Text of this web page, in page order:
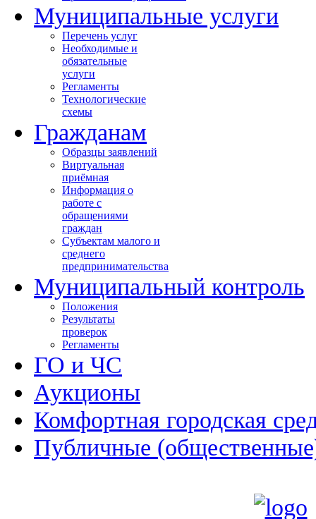
Муниципальные услуги
Перечень услуг
Необходимые и
обязательные
услуги
Регламенты
Технологические
схемы
Гражданам
Образцы заявлений
Виртуальная
приёмная
Информация о
работе с
обращениями
граждан
Субъектам малого и
среднего
предпринимательства
Муниципальный контроль
Положения
Результаты
проверок
Регламенты
ГО и ЧС
Аукционы
Комфортная городская
Публичные